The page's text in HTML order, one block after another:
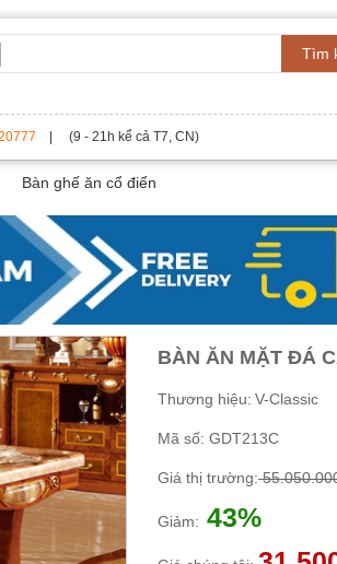
Tìm
| (9 - 21h kể cả T7, CN)
Bàn ghế ăn cổ điển
BÀN ĂN MẶT ĐÁ
Thương hiệu: V-Classic
Mã số: GDT213C
Giá thị trường:
Giảm: 43%